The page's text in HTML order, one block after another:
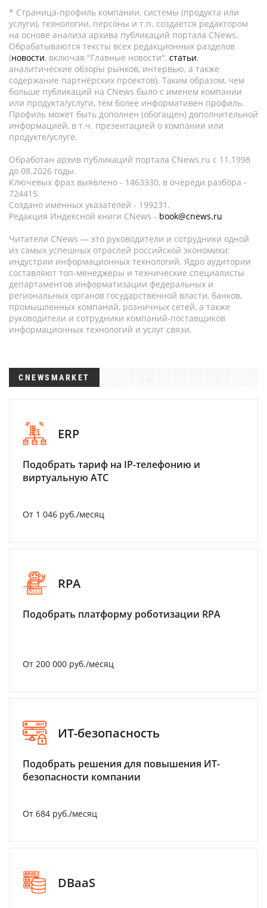
* Страница-профиль компании, системы (продукта или
услуги), технологии, персоны и т.п. создается редактором
на основе анализа архива публикаций портала CNews.
Обрабатываются тексты всех редакционных разделов
(новости, включая "Главные новости", статьи,
аналитические обзоры рынков, интервью, а также
содержание партнёрских проектов). Таким образом, чем
больше публикаций на CNews было с именем компании
или продукта/услуги, тем более информативен профиль.
Профиль может быть дополнен (обогащен) дополнительной
информацией, в т.ч. презентацией о компании или
продукте/услуге.
Обработан архив публикаций портала CNews.ru c 11.1998
до 08.2026 годы.
Ключевых фраз выявлено - 1463330, в очереди разбора -
724415.
Создано именных указателей - 199231.
Редакция Индексной книги CNews - book@cnews.ru
Читатели CNews — это руководители и сотрудники одной
из самых успешных отраслей российской экономики:
индустрии информационных технологий. Ядро аудитории
составляют топ-менеджеры и технические специалисты
департаментов информатизации федеральных и
региональных органов государственной власти, банков,
промышленных компаний, розничных сетей, а также
руководители и сотрудники компаний-поставщиков
информационных технологий и услуг связи.
CNEWSMARKET
ERP
Подобрать тариф на IP-телефонию и
виртуальную АТС
От 1 046 руб./месяц
RPA
Подобрать платформу роботизации RPA
От 200 000 руб./месяц
ИТ-безопасность
Подобрать решения для повышения ИТ-
безопасности компании
От 684 руб./месяц
DBaaS